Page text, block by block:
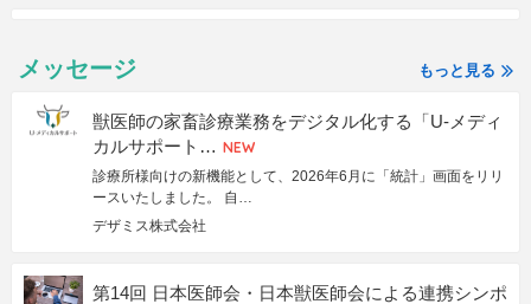
メッセージ もっと見る
獣医師の家畜診療業務をデジタル化する「U-メディ
カルサポート…
診療所様向けの新機能として、2026年6月に「統計」画面をリリ
ースいたしました。 自…
デザミス株式会社
第14回 日本医師会・日本獣医師会による連携シンポ